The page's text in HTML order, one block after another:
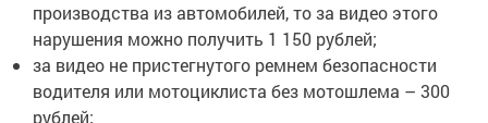
производства из автомобилей, то за видео этого
нарушения можно получить 1 150 рублей;
за видео не пристегнутого ремнем безопасности
водителя или мотоциклиста без мотошлема – 300
рублей;